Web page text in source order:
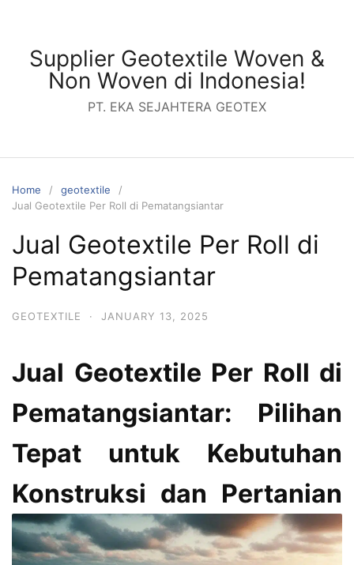
contentSupplier Geotextile Woven &
Non Woven di Indonesia!
PT. EKA SEJAHTERA GEOTEX
Home
geotextile
Jual Geotextile Per Roll di Pematangsiantar
Jual Geotextile Per Roll di
Pematangsiantar
GEOTEXTILE · JANUARY 13, 2025
Jual Geotextile Per Roll di
Pematangsiantar: Pilihan
Tepat untuk Kebutuhan
Konstruksi dan Pertanian